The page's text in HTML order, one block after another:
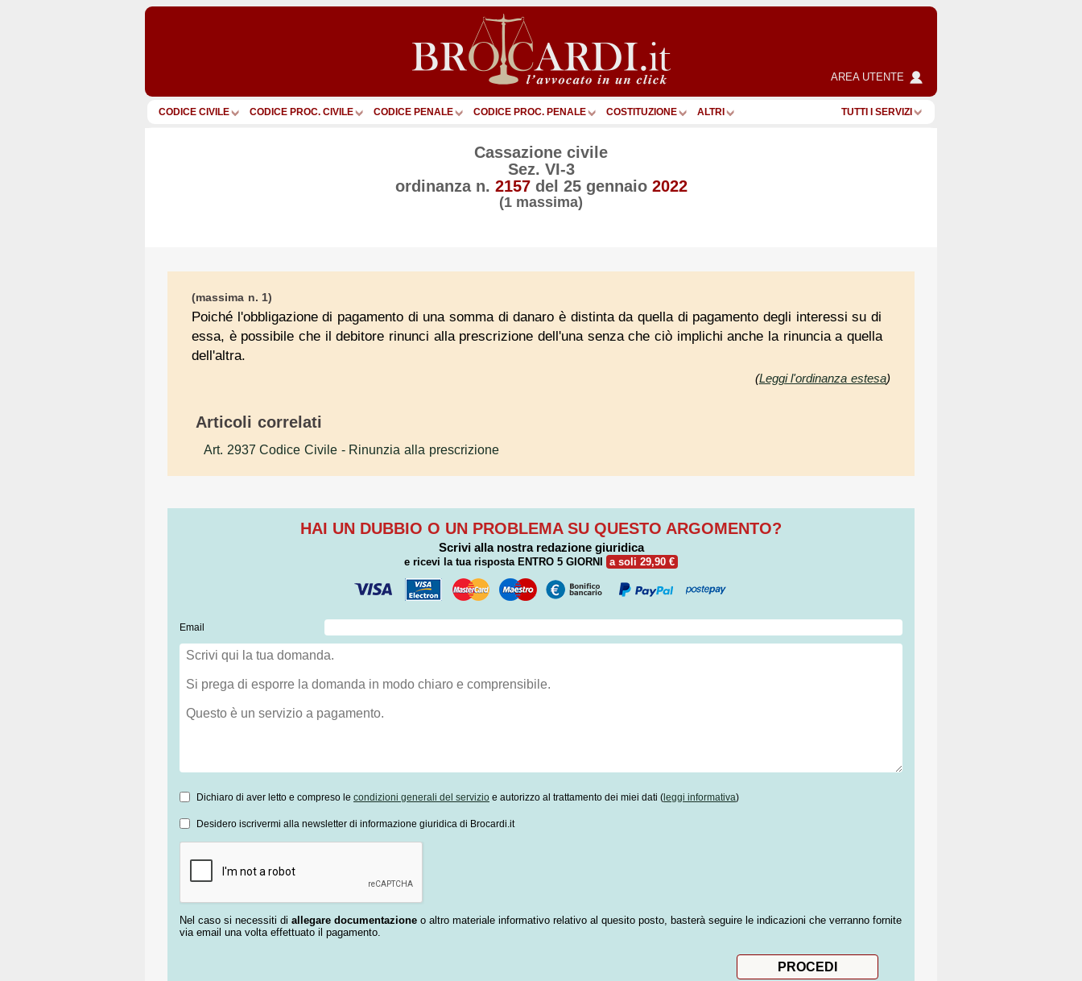
AREA UTENTE
CODICE CIVILE CODICE PROC. CIVILE CODICE PENALE CODICE PROC. PENALE COSTITUZIONE ALTRI TUTTI I SERVIZI
Cassazione civile
Sez. VI-3
ordinanza n. 2157 del 25 gennaio 2022
(1 massima)
(massima n. 1)
Poiché l'obbligazione di pagamento di una somma di danaro è distinta da quella di pagamento degli interessi su di
essa, è possibile che il debitore rinunci alla prescrizione dell'una senza che ciò implichi anche la rinuncia a quella
dell'altra.
(Leggi l'ordinanza estesa)
Articoli correlati
Art. 2937 Codice Civile - Rinunzia alla prescrizione
HAI UN DUBBIO O UN PROBLEMA SU QUESTO ARGOMENTO?
Scrivi alla nostra redazione giuridica
e ricevi la tua risposta ENTRO 5 GIORNI a soli 29,90 €
Email
Dichiaro di aver letto e compreso le condizioni generali del servizio e autorizzo al trattamento dei miei dati ( leggi informativa)
Desidero iscrivermi alla newsletter di informazione giuridica di Brocardi.it
Nel caso si necessiti di allegare documentazione o altro materiale informativo relativo al quesito posto, basterà seguire le indicazioni che verranno fornite
via email una volta effettuato il pagamento.